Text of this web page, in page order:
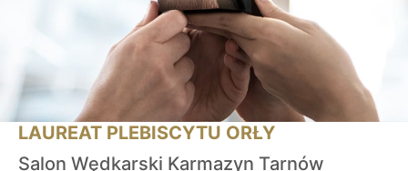
LAUREAT PLEBISCYTU ORŁY
Salon Wędkarski Karmazyn Tarnów